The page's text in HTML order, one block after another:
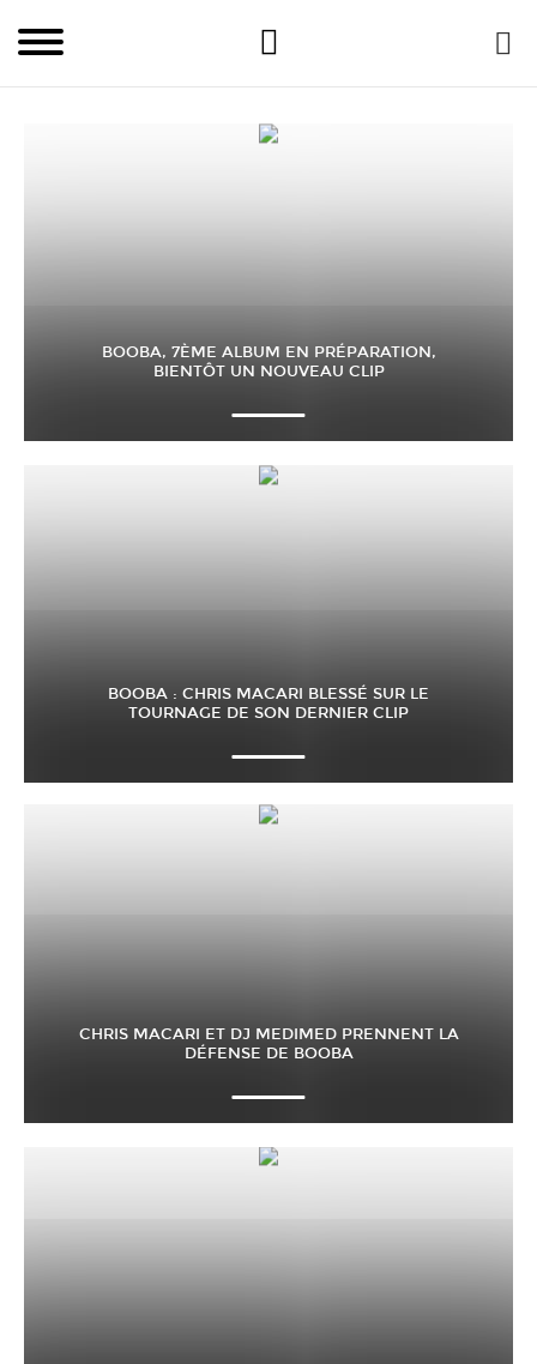
BOOBA, 7ÈME ALBUM EN PRÉPARATION,
BIENTÔT UN NOUVEAU CLIP
BOOBA : CHRIS MACARI BLESSÉ SUR LE
TOURNAGE DE SON DERNIER CLIP
CHRIS MACARI ET DJ MEDIMED PRENNENT LA
DÉFENSE DE BOOBA